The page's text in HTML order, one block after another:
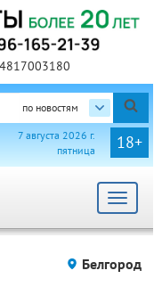
по новостям
18+
7 августа 2026 г.
пятница
Toggle
Белгород